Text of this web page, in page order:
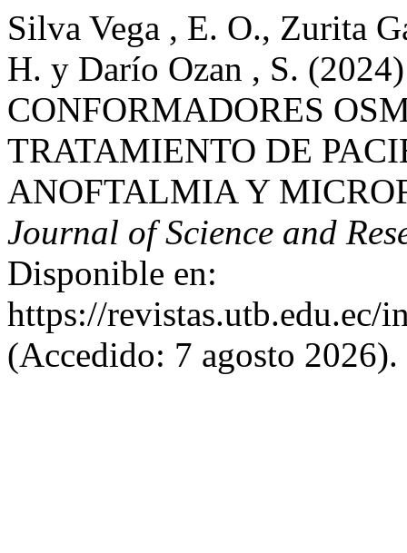
Silva Vega , E. O., Zurita
H. y Darío Ozan , S.
CONFORMADORES
TRATAMIENTO DE
ANOFTALMIA Y
Journal of Science and
Disponible en:
https://revistas.utb.edu.ec/
(Accedido: 7 agosto 2026).